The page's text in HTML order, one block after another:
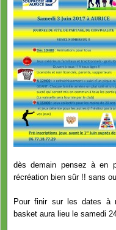
dès demain pensez à en
récréation bien sûr !! sans
Pour finir sur les dates à
basket aura lieu le samedi